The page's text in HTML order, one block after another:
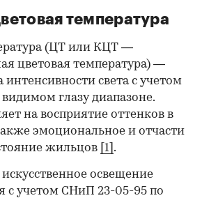
температура
(ЦТ или КЦТ —
цветовая температура) —
интенсивности света с учетом
глазу диапазоне.
на восприятие оттенков в
эмоциональное и отчасти
жильцов [1] .
искусственное освещение
с учетом СНиП 23-05-95 по